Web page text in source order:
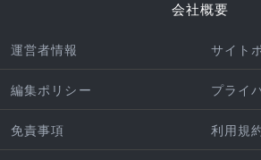
会社概要
運営者情報 サイト
編集ポリシー プライ
免責事項 利用規